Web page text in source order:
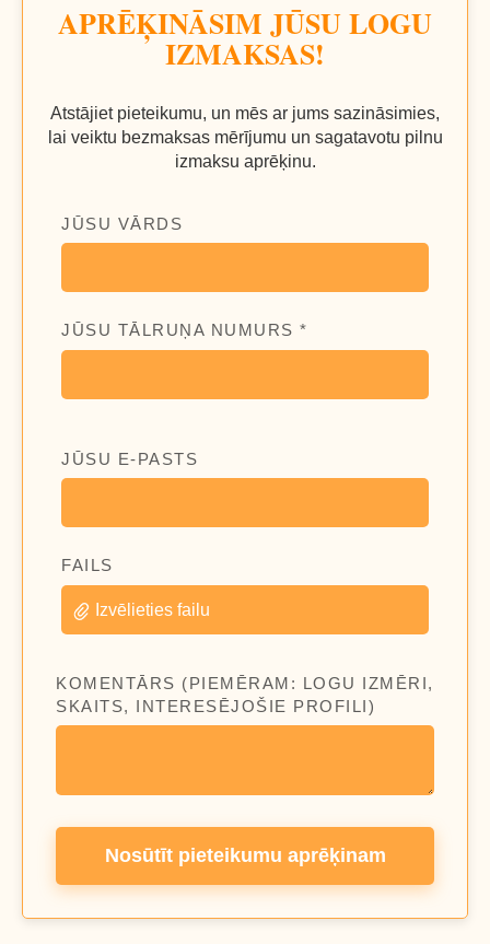
APRĒĶINĀSIM JŪSU LOGU
IZMAKSAS!
Atstājiet pieteikumu, un mēs ar jums sazināsimies,
lai veiktu bezmaksas mērījumu un sagatavotu pilnu
izmaksu aprēķinu.
JŪSU VĀRDS
JŪSU TĀLRUŅA NUMURS *
JŪSU E-PASTS
FAILS
Izvēlieties failu
KOMENTĀRS (PIEMĒRAM: LOGU IZMĒRI,
SKAITS, INTERESĒJOŠIE PROFILI)
Nosūtīt pieteikumu aprēķinam